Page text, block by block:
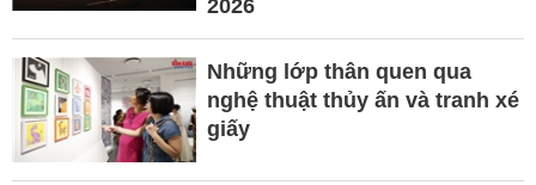
2026
Những lớp thân quen qua
nghệ thuật thủy ấn và tranh xé
giấy